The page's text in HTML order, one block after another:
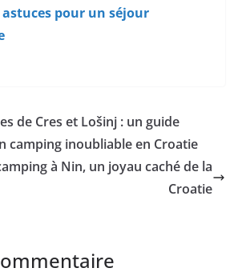
pour un séjour
de Cres et Lošinj : un guide
camping inoubliable en Croatie
à Nin, un joyau caché de la
Croatie